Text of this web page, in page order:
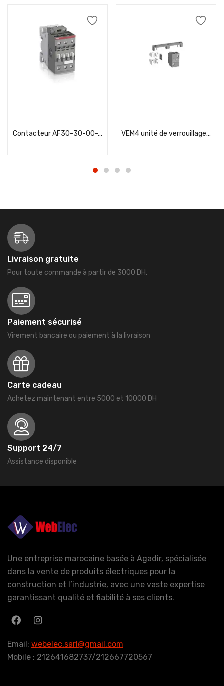
Contacteur AF30-30-00-13 100-250V 50 / 60HZ-DC VEM4 unité de verrouillage mécanique ABB
Livraison gratuite
Pour toute commande à partir de 3000 DH.
Paiement sécurisé
Virement bancaire ou paiement à la livraison
Carte cadeau
Achetez maintenant entre 5000 et 10000 DH
Support 24/7
Assistance disponible
Une entreprise marocaine basée à Agadir, spécialisée
dans la vente de produits électriques pour la
construction et l’industrie, avec une vaste expertise
garantissant qualité et fiabilité à ses clients.
Email: webelec.sarl@gmail.com
Mobile : 212641682737/212667720567